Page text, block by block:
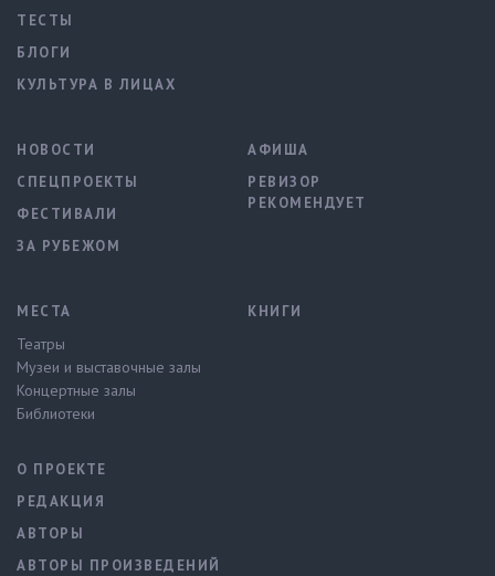
ТЕСТЫ
БЛОГИ
КУЛЬТУРА В ЛИЦАХ
НОВОСТИ
СПЕЦПРОЕКТЫ
ФЕСТИВАЛИ
ЗА РУБЕЖОМ
АФИША
РЕВИЗОР
РЕКОМЕНДУЕТ
МЕСТА
Театры
Музеи и выставочные залы
Концертные залы
Библиотеки
КНИГИ
О ПРОЕКТЕ
РЕДАКЦИЯ
АВТОРЫ
АВТОРЫ ПРОИЗВЕДЕНИЙ